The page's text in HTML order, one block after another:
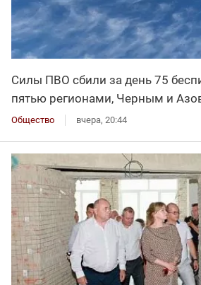
Силы ПВО сбили за день 75
пятью регионами, Черным и
Общество вчера, 20:44